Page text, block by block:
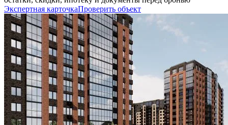
Экспертная карточкаПроверить объект